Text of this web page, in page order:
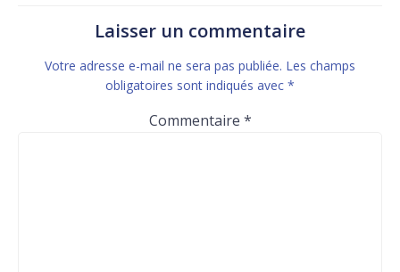
Laisser un commentaire
Votre adresse e-mail ne sera pas publiée. Les champs
obligatoires sont indiqués avec *
Commentaire *